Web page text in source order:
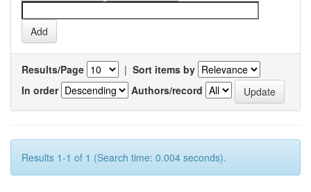
Results/Page | Sort items by
In order
Authors/record
Results 1-1 of 1 (Search time: 0.004 seconds).